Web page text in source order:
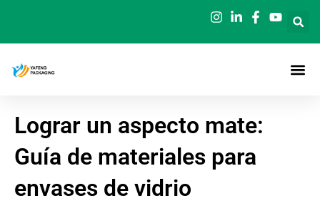
contenido
Lograr un aspecto mate:
Guía de materiales para
envases de vidrio